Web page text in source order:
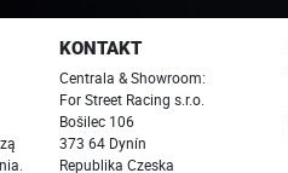
KONTAKT
Centrala & Showroom:
For Street Racing s.r.o.
Bošilec 106
373 64 Dynín
Republika Czeska